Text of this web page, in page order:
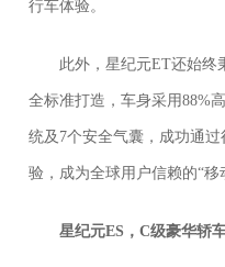
行车体验。
此外，星纪元ET还始终
全标准打造，车身采用88%
统及7个安全气囊，成功通
验，成为全球用户信赖的“移
星纪元ES，C级豪华轿